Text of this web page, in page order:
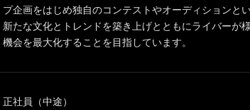
プ企画をはじめ独自のコンテストやオーディションと
新たな文化とトレンドを築き上げとともにライバーが
機会を最大化することを目指しています。
正社員（中途）